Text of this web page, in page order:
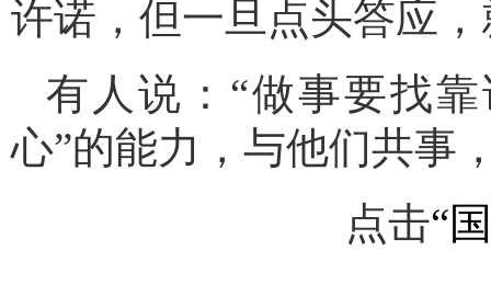
许诺，但一旦点头答应
有人说：“做事要找
心”的能力，与他们共事
点击“